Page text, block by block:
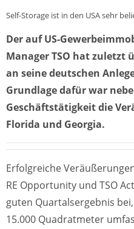
Self-Storage ist in den USA sehr
Der auf US-
Manager TSO hat zuletzt
an seine deutschen
Grundlage dafür war
Geschäftstätigkeit die
Florida und Georgia.
Erfolgreiche
RE Opportunity und TSO
guten Quartalsergebnis
15.000 Quadratmeter